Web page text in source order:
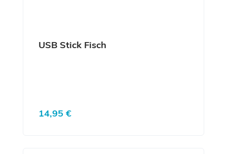
USB Stick Fisch
Regulärer Preis:
14,95 €